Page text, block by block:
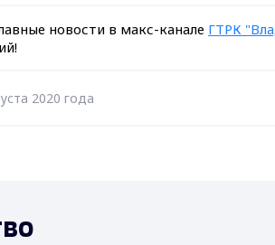
новости в макс-канале ГТРК
2020 года